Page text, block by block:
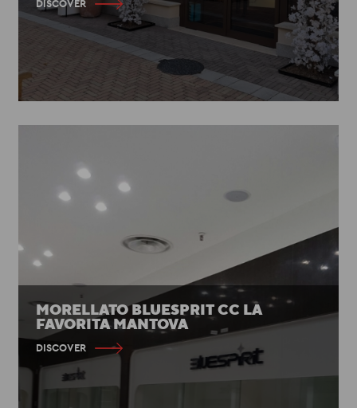
DISCOVER
MORELLATO BLUESPRIT CC LA
FAVORITA MANTOVA
DISCOVER